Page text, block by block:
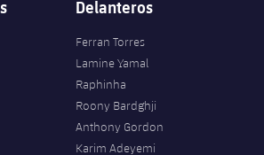
silla de ruedas
hielo
Delanteros
Ferran Torres
Lamine Yamal
Raphinha
Roony Bardghji
Anthony Gordon
Karim Adeyemi